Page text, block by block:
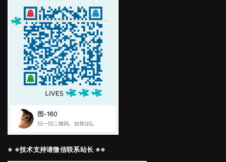
※ ※技术支持请微信联系站长 ※※